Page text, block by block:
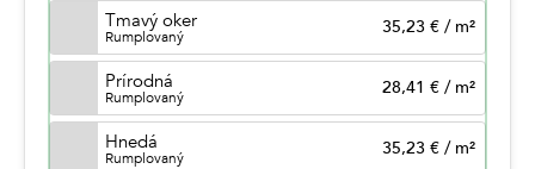
Tmavý oker
Rumplovaný 35,23 € / m²
Prírodná
Rumplovaný 28,41 € / m²
Hnedá
Rumplovaný 35,23 € / m²